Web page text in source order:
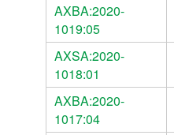
AXBA:2020-
1019:05
AXSA:2020-
1018:01
AXBA:2020-
1017:04